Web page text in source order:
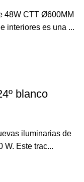
48W CTT Ø600MM
interiores es una ...
blanco
iluminarias de
W. Este trac...